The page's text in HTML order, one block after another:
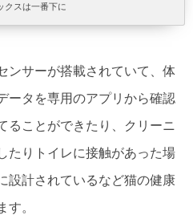
クスは一番下に
ンサーが搭載されていて、体
ータを専用のアプリから確認
ることができたり、クリーニ
たりトイレに接触があった場
設計されているなど猫の健康
す。